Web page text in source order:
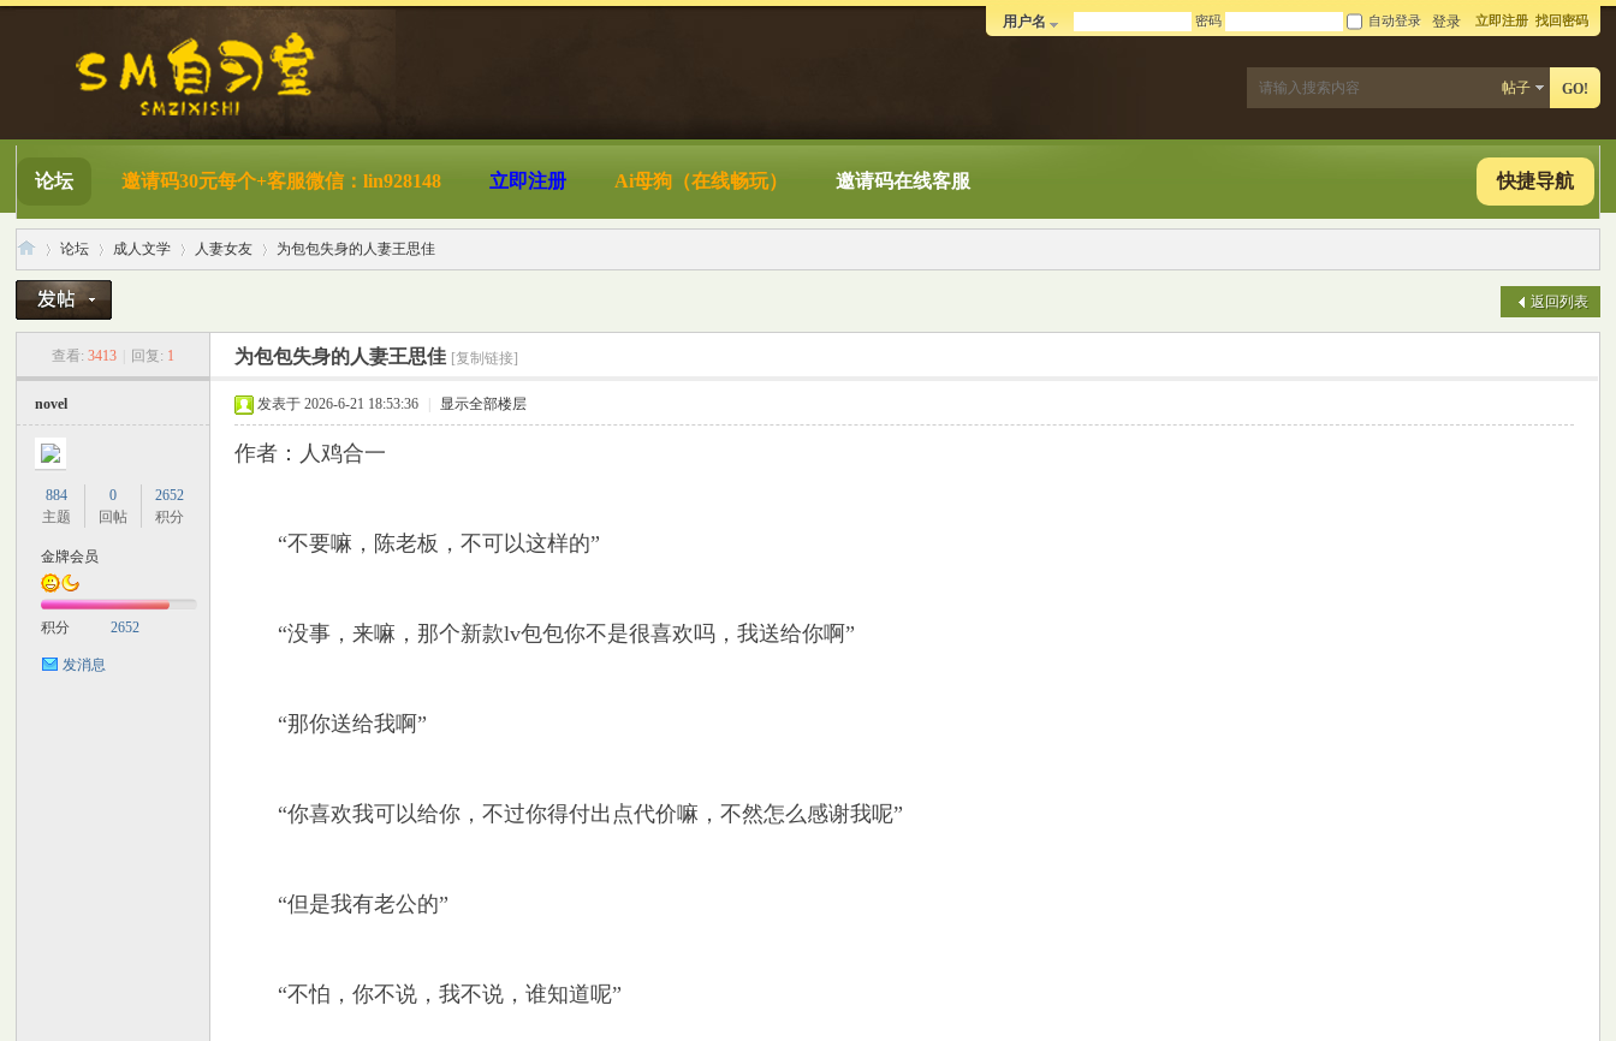
用户名 密码 自动登录 登录 立即注册 找回密码
帖子 GO!
快捷导航
论坛 邀请码30元每个+客服微信：lin928148 立即注册 Ai母狗（在线畅玩） 邀请码在线客服
论坛
›
成人文学
›
人妻女友
›
为包包失身的人妻王思佳
返回列表
查看: 3413 回复: 1 为包包失身的人妻王思佳 [复制链接]
novel
884
主题
0
回帖
2652
积分
金牌会员
积分 2652
发消息
发表于 2026-6-21 18:53:36 显示全部楼层
作者：人鸡合一
“不要嘛，陈老板，不可以这样的”
“没事，来嘛，那个新款lv包包你不是很喜欢吗，我送给你啊”
“那你送给我啊”
“你喜欢我可以给你，不过你得付出点代价嘛，不然怎么感谢我呢”
“但是我有老公的”
“不怕，你不说，我不说，谁知道呢”